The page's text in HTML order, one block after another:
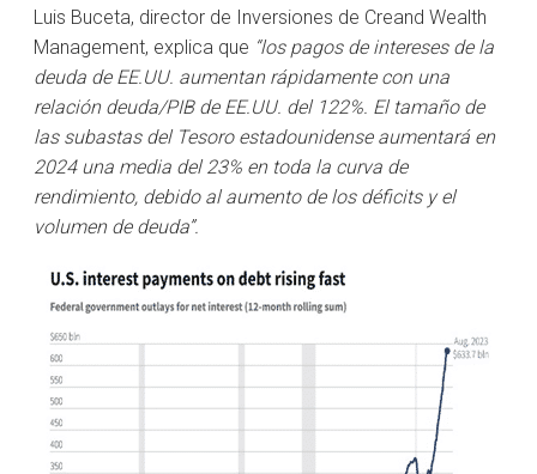
Luis Buceta, director de Inversiones de Creand Wealth
Management, explica que “los pagos de intereses de la
deuda de EE.UU. aumentan rápidamente con una
relación deuda/PIB de EE.UU. del 122%. El tamaño de
las subastas del Tesoro estadounidense aumentará en
2024 una media del 23% en toda la curva de
rendimiento, debido al aumento de los déficits y el
volumen de deuda”.